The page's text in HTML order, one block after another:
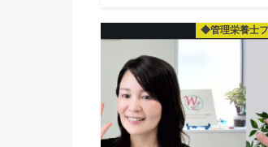
◆管理栄養士